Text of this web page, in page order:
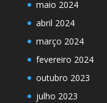
maio 2024
abril 2024
março 2024
fevereiro 2024
outubro 2023
julho 2023